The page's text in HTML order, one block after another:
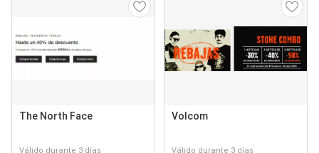
The North Face
Válido durante 3 días
Volcom
Válido durante 3 días